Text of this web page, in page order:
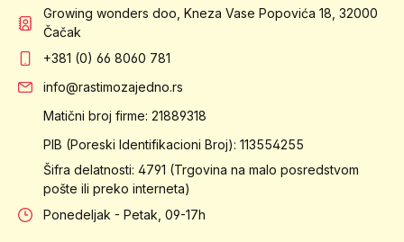
Growing wonders doo, Kneza Vase Popovića 18, 32000
Čačak
+381 (0) 66 8060 781
info@rastimozajedno.rs
Matični broj firme: 21889318
PIB (Poreski Identifikacioni Broj): 113554255
Šifra delatnosti: 4791 (Trgovina na malo posredstvom
pošte ili preko interneta)
Ponedeljak - Petak, 09-17h